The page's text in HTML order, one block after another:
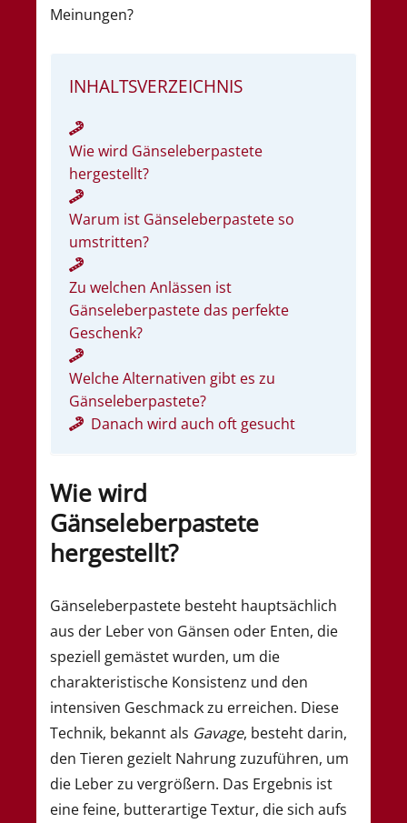
Meinungen?
INHALTSVERZEICHNIS
Wie wird Gänseleberpastete
hergestellt?
Warum ist Gänseleberpastete so
umstritten?
Zu welchen Anlässen ist
Gänseleberpastete das perfekte
Geschenk?
Welche Alternativen gibt es zu
Gänseleberpastete?
Danach wird auch oft gesucht
Wie wird
Gänseleberpastete
hergestellt?
Gänseleberpastete besteht hauptsächlich
aus der Leber von Gänsen oder Enten, die
speziell gemästet wurden, um die
charakteristische Konsistenz und den
intensiven Geschmack zu erreichen. Diese
Technik, bekannt als Gavage, besteht darin,
den Tieren gezielt Nahrung zuzuführen, um
die Leber zu vergrößern. Das Ergebnis ist
eine feine, butterartige Textur, die sich aufs